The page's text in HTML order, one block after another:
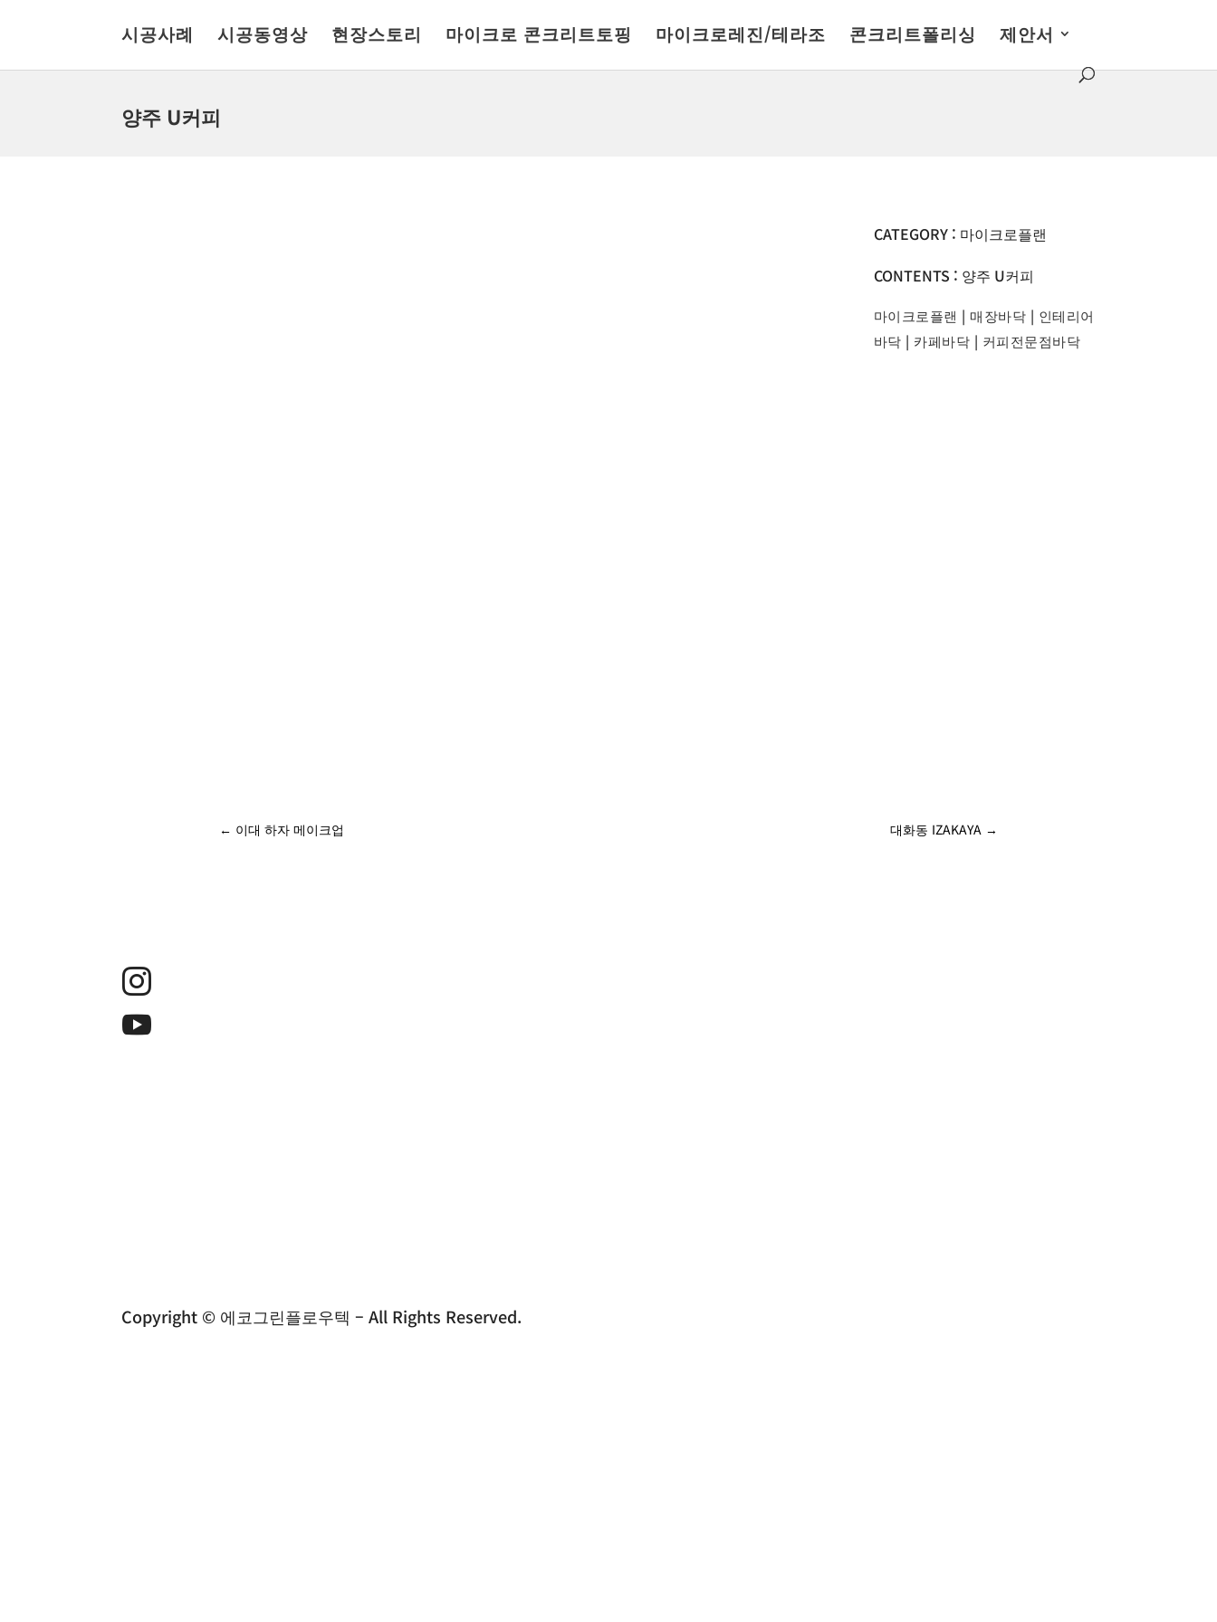
시공사례 시공동영상 현장스토리 마이크로 콘크리트토핑 마이크로레진/테라조 콘크리트폴리싱 제안서
양주 U커피
CATEGORY : 마이크로플랜
CONTENTS : 양주 U커피
마이크로플랜 | 매장바닥 | 인테리어
바닥 | 카페바닥 | 커피전문점바닥
← 이대 하자 메이크업 대화동 IZAKAYA →


Copyright © 에코그린플로우텍 – All Rights Reserved.